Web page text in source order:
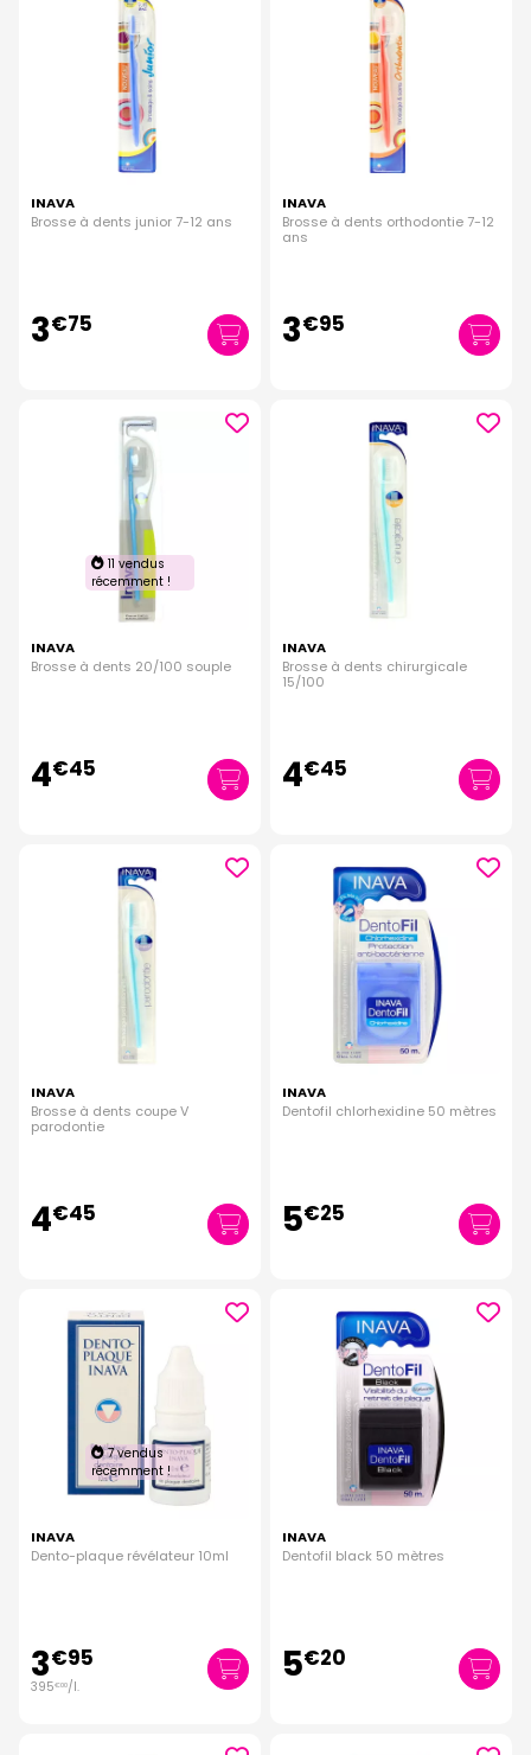
INAVA
Brosse à dents junior 7-12 ans
3€75
INAVA
Brosse à dents orthodontie 7-12
ans
3€95
11 vendus
récemment !
INAVA
Brosse à dents 20/100 souple
4€45
INAVA
Brosse à dents chirurgicale
15/100
4€45
INAVA
Brosse à dents coupe V
parodontie
4€45
INAVA
Dentofil chlorhexidine 50 mètres
5€25
7 vendus
récemment !
INAVA
Dento-plaque révélateur 10ml
3€95
395€00/l.
INAVA
Dentofil black 50 mètres
5€20